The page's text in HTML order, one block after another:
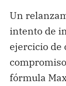
Un
intento de
ejercicio de
fórmula